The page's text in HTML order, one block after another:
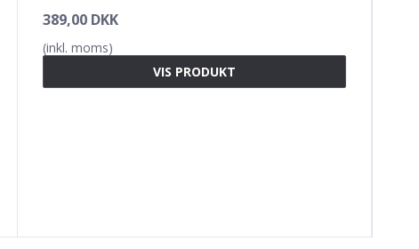
389,00 DKK
(inkl. moms)
VIS PRODUKT